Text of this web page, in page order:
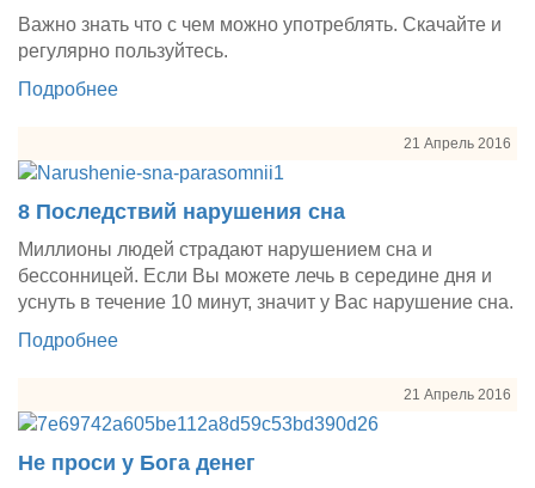
Важно знать что с чем можно употреблять. Скачайте и
регулярно пользуйтесь.
Подробнее
21 Апрель 2016
8 Последствий нарушения сна
Миллионы людей страдают нарушением сна и
бессонницей. Если Вы можете лечь в середине дня и
уснуть в течение 10 минут, значит у Вас нарушение сна.
Подробнее
21 Апрель 2016
Не проси у Бога денег